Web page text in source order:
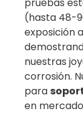
pruebas
(hasta 48-
exposición
nuestras
corrosión.
para
en